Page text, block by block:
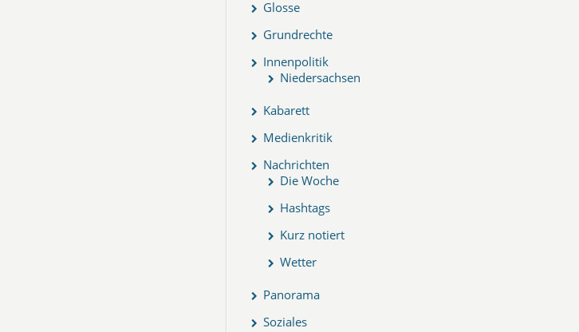
Glosse
Grundrechte
Innenpolitik
Niedersachsen
Kabarett
Medienkritik
Nachrichten
Die Woche
Hashtags
Kurz notiert
Wetter
Panorama
Soziales